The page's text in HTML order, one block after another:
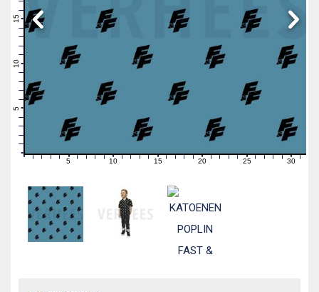
5
6
11
15
16
0 1 2 3 4 5 6 7 89101112131415161718192021222324252627282930 31